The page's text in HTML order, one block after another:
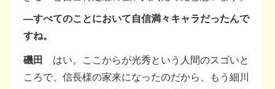
―すべてのことにおいて自信満々キャラだったんで
すね。
磯田 はい。ここからが光秀という人間のスゴいと
ころで、信長様の家来になったのだから、もう細川